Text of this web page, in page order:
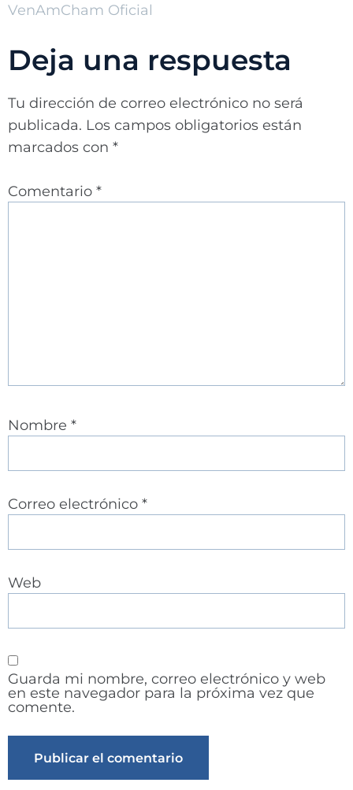
VenAmCham Oficial
Deja una respuesta
Tu dirección de correo electrónico no será
publicada. Los campos obligatorios están
marcados con *
Comentario *
Nombre *
Correo electrónico *
Web
Guarda mi nombre, correo electrónico y web
en este navegador para la próxima vez que
comente.